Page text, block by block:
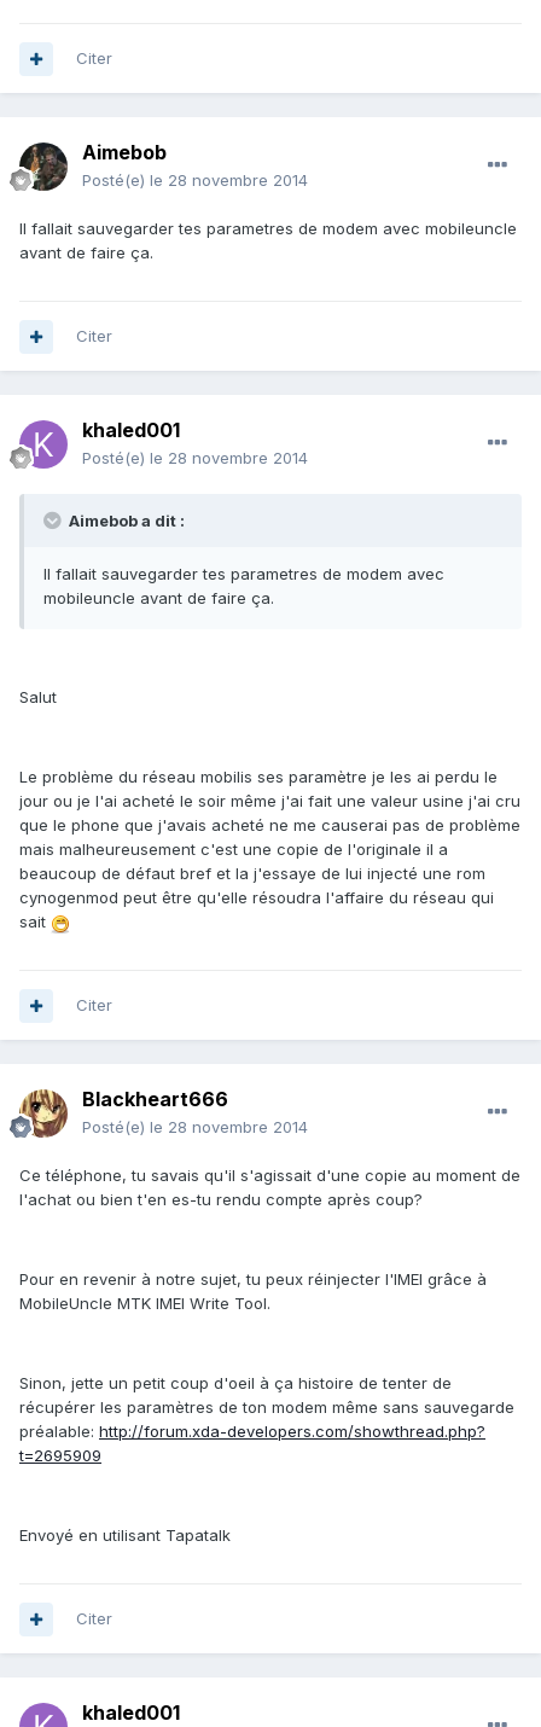
Citer
Aimebob
Posté(e) le 28 novembre 2014
Il fallait sauvegarder tes parametres de modem avec mobileuncle
avant de faire ça.
Citer
khaled001
Posté(e) le 28 novembre 2014
Aimebob a dit :
Il fallait sauvegarder tes parametres de modem avec
mobileuncle avant de faire ça.
Salut
Le problème du réseau mobilis ses paramètre je les ai perdu le
jour ou je l'ai acheté le soir même j'ai fait une valeur usine j'ai cru
que le phone que j'avais acheté ne me causerai pas de problème
mais malheureusement c'est une copie de l'originale il a
beaucoup de défaut bref et la j'essaye de lui injecté une rom
cynogenmod peut être qu'elle résoudra l'affaire du réseau qui
sait
Citer
Blackheart666
Posté(e) le 28 novembre 2014
Ce téléphone, tu savais qu'il s'agissait d'une copie au moment de
l'achat ou bien t'en es-tu rendu compte après coup?
Pour en revenir à notre sujet, tu peux réinjecter l'IMEI grâce à
MobileUncle MTK IMEI Write Tool.
Sinon, jette un petit coup d'oeil à ça histoire de tenter de
récupérer les paramètres de ton modem même sans sauvegarde
préalable: http://forum.xda-developers.com/showthread.php?
t=2695909
Envoyé en utilisant Tapatalk
Citer
khaled001